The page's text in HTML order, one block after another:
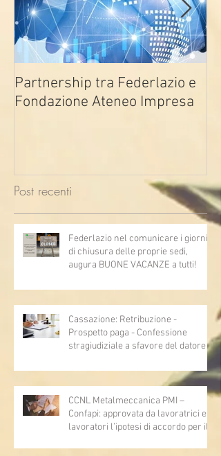
Partnership tra Federlazio e
Fondazione Ateneo Impresa
Post recenti
Federlazio nel comunicare i giorni
di chiusura delle proprie sedi,
augura BUONE VACANZE a tutti!
Cassazione: Retribuzione -
Prospetto paga - Confessione
stragiudiziale a sfavore del datore di
lavoro - Prova legale - Sussiste. (Cc,
articoli 1362, 2697, 2730, 2732, 2734
e 2735)
CCNL Metalmeccanica PMI –
Confapi: approvata da lavoratrici e
lavoratori l’ipotesi di accordo per il